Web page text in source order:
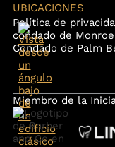
UBICACIONES
Política de
condado de Monroe
Condado de Palm
Miembro de la